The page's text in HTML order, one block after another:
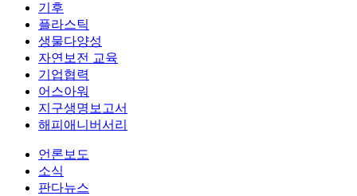
기후
플라스틱
생물다양성
자연보전 교육
기업협력
어스아워
지구생명보고서
해피애니버서리
언론보도
소식
판다뉴스